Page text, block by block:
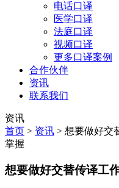
电话口译
医学口译
法庭口译
视频口译
更多口译案例
合作伙伴
资讯
联系我们
资讯
首页 > 资讯 > 想要做好交
掌握
想要做好交替传译工